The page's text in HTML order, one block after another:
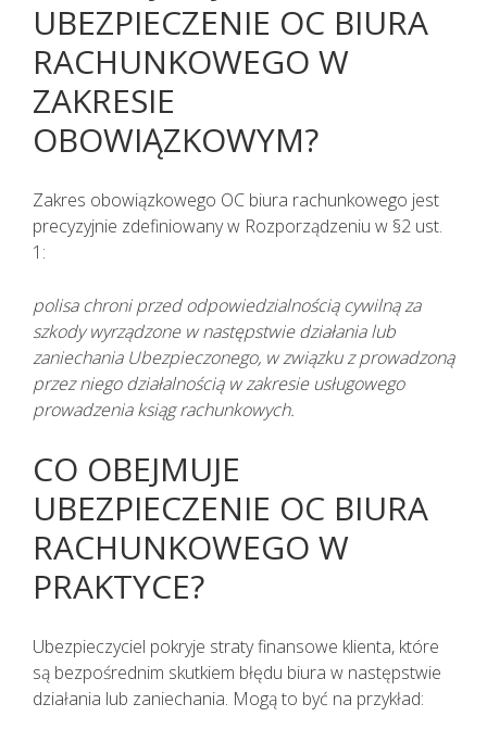
UBEZPIECZENIE OC BIURA
RACHUNKOWEGO W
ZAKRESIE
OBOWIĄZKOWYM?
Zakres obowiązkowego OC biura rachunkowego jest
precyzyjnie zdefiniowany w Rozporządzeniu w §2 ust.
1:
polisa chroni przed odpowiedzialnością cywilną za
szkody wyrządzone w następstwie działania lub
zaniechania Ubezpieczonego, w związku z prowadzoną
przez niego działalnością w zakresie usługowego
prowadzenia ksiąg rachunkowych.
CO OBEJMUJE
UBEZPIECZENIE OC BIURA
RACHUNKOWEGO W
PRAKTYCE?
Ubezpieczyciel pokryje straty finansowe klienta, które
są bezpośrednim skutkiem błędu biura w następstwie
działania lub zaniechania. Mogą to być na przykład: